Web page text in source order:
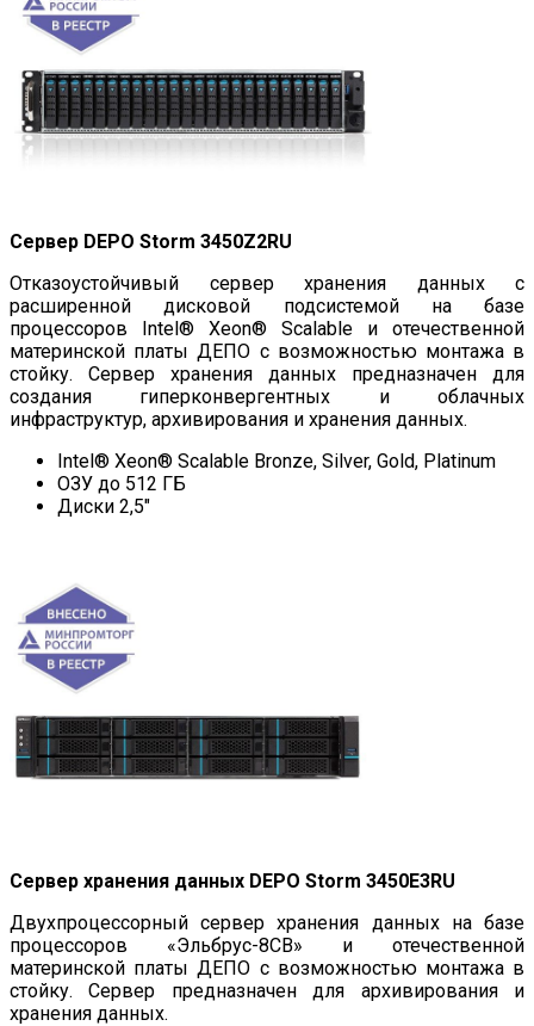
Сервер DEPO Storm 3450Z2RU
Отказоустойчивый сервер хранения данных с
расширенной дисковой подсистемой на базе
процессоров Intel® Xeon® Scalable и отечественной
материнской платы ДЕПО с возможностью монтажа в
стойку. Сервер хранения данных предназначен для
создания гиперконвергентных и облачных
инфраструктур, архивирования и хранения данных.
Intel® Xeon® Scalable Bronze, Silver, Gold, Platinum
ОЗУ до 512 ГБ
Диски 2,5″
Сервер хранения данных DEPO Storm 3450E3RU
Двухпроцессорный сервер хранения данных на базе
процессоров «Эльбрус-8СВ» и отечественной
материнской платы ДЕПО с возможностью монтажа в
стойку. Сервер предназначен для архивирования и
хранения данных.